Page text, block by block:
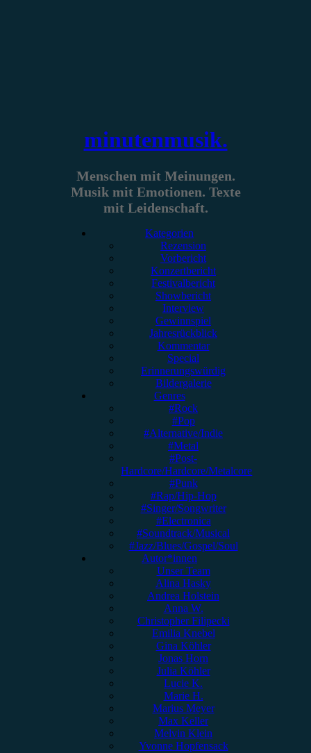
minutenmusik.
Menschen mit Meinungen.
Musik mit Emotionen. Texte
mit Leidenschaft.
Kategorien
Rezension
Vorbericht
Konzertbericht
Festivalbericht
Showbericht
Interview
Gewinnspiel
Jahresrückblick
Kommentar
Special
Erinnerungswürdig
Bildergalerie
Genres
#Rock
#Pop
#Alternative/Indie
#Metal
#Post-
Hardcore/Hardcore/Metalcore
#Punk
#Rap/Hip-Hop
#Singer/Songwriter
#Electronica
#Soundtrack/Musical
#Jazz/Blues/Gospel/Soul
Autor*innen
Unser Team
Alina Hasky
Andrea Holstein
Anna W.
Christopher Filipecki
Emilia Knebel
Gina Köhler
Jonas Horn
Julia Köhler
Lucie K.
Marie H.
Marius Meyer
Max Keller
Melvin Klein
Yvonne Hopfensack